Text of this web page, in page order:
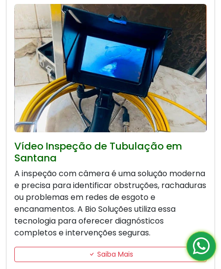
Vídeo Inspeção de Tubulação em
Santana
A inspeção com câmera é uma solução moderna
e precisa para identificar obstruções, rachaduras
ou problemas em redes de esgoto e
encanamentos. A Bio Soluções utiliza essa
tecnologia para oferecer diagnósticos
completos e intervenções seguras.
Saiba Mais